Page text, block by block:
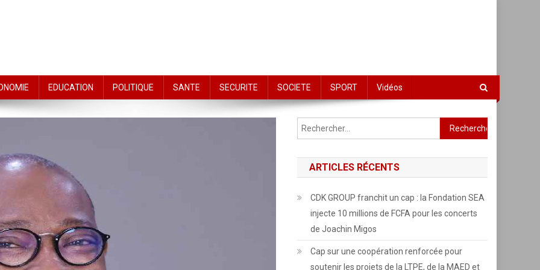
EDUCATION POLITIQUE SANTE SECURITE SOCIETE SPORT Vidéos
Rechercher :
ARTICLES RÉCENTS
CDK GROUP franchit un cap : la Fondation SEA
injecte 10 millions de FCFA pour les concerts
de Joachin Migos
Cap sur une coopération renforcée pour
soutenir les projets de la LTPE, de la MAED et